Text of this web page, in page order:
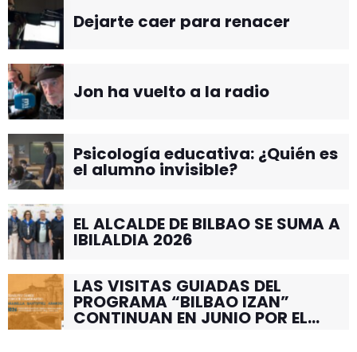
Dejarte caer para renacer
Jon ha vuelto a la radio
Psicología educativa: ¿Quién es
el alumno invisible?
EL ALCALDE DE BILBAO SE SUMA A
IBILALDIA 2026
LAS VISITAS GUIADAS DEL
PROGRAMA “BILBAO IZAN”
CONTINUAN EN JUNIO POR EL